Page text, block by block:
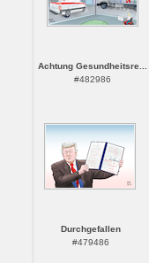
Achtung Gesundheitsre...
#482986
Durchgefallen
#479486